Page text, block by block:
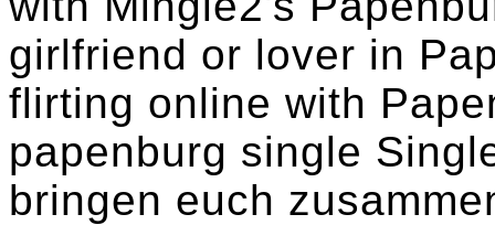
girlfriend or lover in
flirting online with
papenburg single
bringen euch